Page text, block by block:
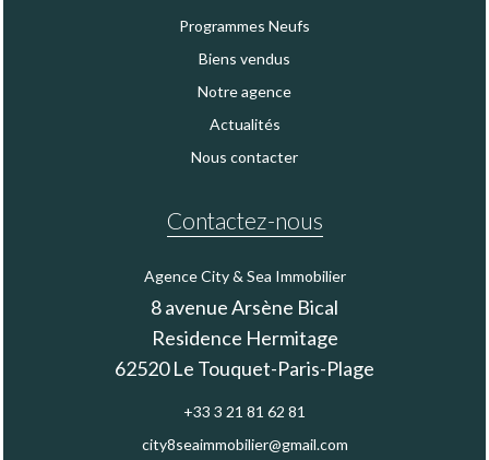
Programmes Neufs
Biens vendus
Notre agence
Actualités
Nous contacter
Contactez-nous
Agence City & Sea Immobilier
8 avenue Arsène Bical
Residence Hermitage
62520Le Touquet-Paris-Plage
+33 3 21 81 62 81
city8seaimmobilier@gmail.com